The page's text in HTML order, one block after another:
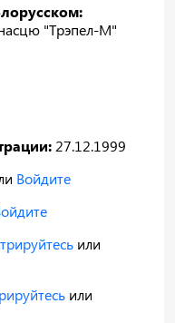
"Трэпел-М"
27.12.1999
Войдите
или
или